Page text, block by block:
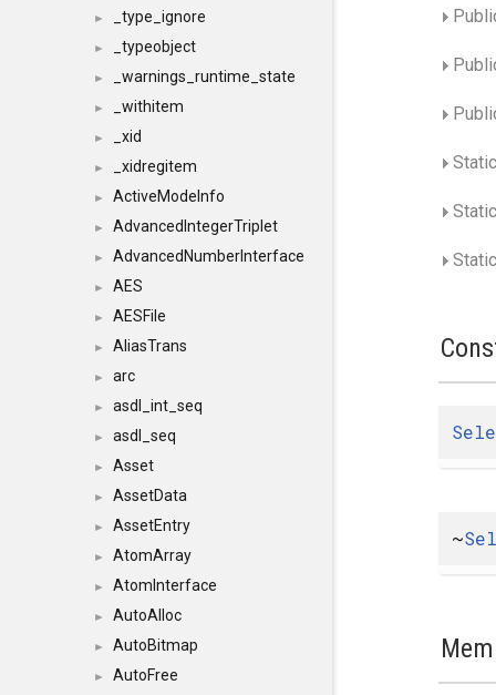
► _type_ignore
► _typeobject
► _warnings_runtime_state
► _withitem
► _xid
► _xidregitem
► ActiveModeInfo
► AdvancedIntegerTriplet
► AdvancedNumberInterface
► AES
► AESFile
► AliasTrans
► arc
► asdl_int_seq
► asdl_seq
► Asset
► AssetData
► AssetEntry
► AtomArray
► AtomInterface
► AutoAlloc
► AutoBitmap
► AutoFree
~